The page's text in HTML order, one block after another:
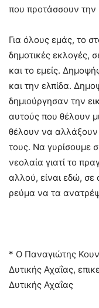
που προτάσσουν την
Για όλους εμάς, το
δημοτικές εκλογές,
και το εμείς.
και την ελπίδα.
δημιούργησαν την
αυτούς που θέλουν
θέλουν να αλλάξουν
τους. Να γυρίσουμε
νεολαία γιατί το
αλλού, είναι εδώ, σε
ρεύμα να τα
* Ο Παναγιώτης
Δυτικής Αχαΐας,
Δυτικής Αχαΐας